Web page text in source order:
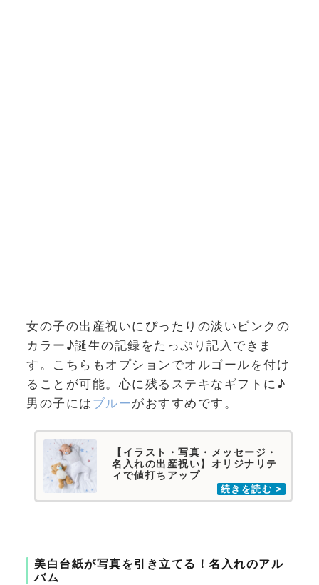
女の子の出産祝いにぴったりの淡いピンクの
カラー♪誕生の記録をたっぷり記入できま
す。こちらもオプションでオルゴールを付け
ることが可能。心に残るステキなギフトに♪
男の子には ブルーがおすすめです。
【イラスト・写真・メッセージ・
名入れの出産祝い】オリジナリテ
ィで値打ちアップ
美白台紙が写真を引き立てる！名入れのアル
バム